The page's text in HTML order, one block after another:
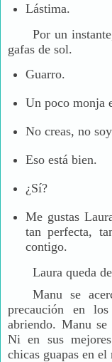
Lástima.
Por un
gafas de sol.
Guarro.
Un poco monja
No creas, no
Eso está bien.
¿Sí?
Me gustas
tan perfecta,
contigo.
Laura queda
Manu se
precaución en
abriendo. Manu se
Ni en sus
chicas guapas en